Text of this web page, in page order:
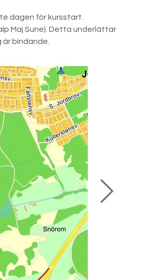
dagen för kursstart.
Maj Sune). Detta underlättar
bindande.